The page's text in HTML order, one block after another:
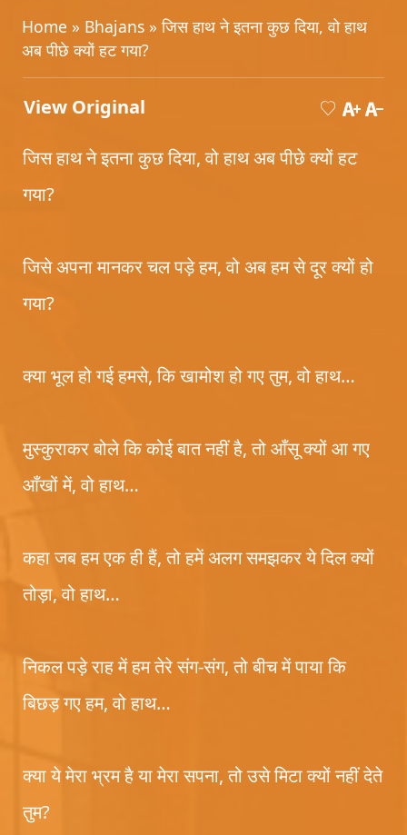
Home » Bhajans » जिस हाथ ने इतना कुछ दिया, वो हाथ
अब पीछे क्यों हट गया?
View Original
जिस हाथ ने इतना कुछ दिया, वो हाथ अब पीछे क्यों हट
गया?
जिसे अपना मानकर चल पड़े हम, वो अब हम से दूर क्यों हो
गया?
क्या भूल हो गई हमसे, कि खामोश हो गए तुम, वो हाथ…
मुस्कुराकर बोले कि कोई बात नहीं है, तो आँसू क्यों आ गए
आँखों में, वो हाथ…
कहा जब हम एक ही हैं, तो हमें अलग समझकर ये दिल क्यों
तोड़ा, वो हाथ…
निकल पड़े राह में हम तेरे संग-संग, तो बीच में पाया कि
बिछड़ गए हम, वो हाथ…
क्या ये मेरा भ्रम है या मेरा सपना, तो उसे मिटा क्यों नहीं देते
तुम?